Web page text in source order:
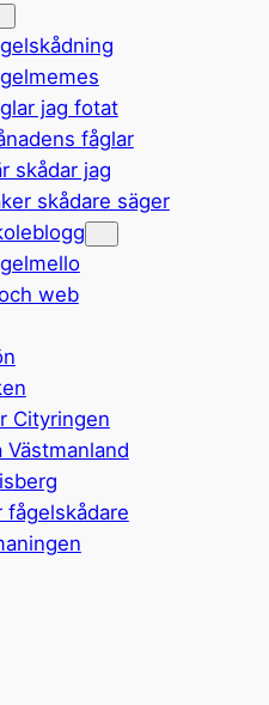
jag fotat
fåglar
skådar jag
skådare säger
web
Cityringen
Västmanland
fågelskådare